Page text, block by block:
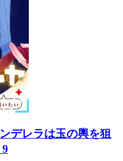
デレラは玉の輿を狙